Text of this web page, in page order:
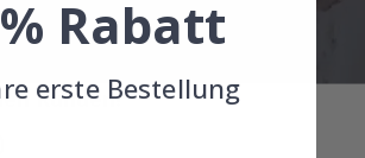
Kunden!
Rabatt
erste Bestellung